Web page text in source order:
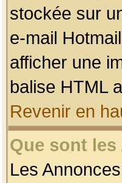
stockée sur
e-mail
afficher une
balise HTML
Revenir en
Que sont
Les